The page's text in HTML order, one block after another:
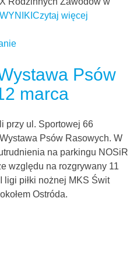
WYNIKI Czytaj więcej
Psów
marca
przy ul. Sportowej 66
Psów Rasowych. W
na parkingu NOSiR
względu na rozgrywany 11
ligi piłki nożnej MKS Świt
Ostróda.